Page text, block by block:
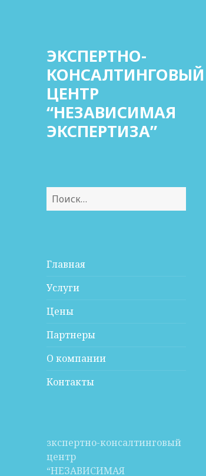
ЭКСПЕРТНО-
КОНСАЛТИНГОВЫЙ
ЦЕНТР
“НЕЗАВИСИМАЯ
ЭКСПЕРТИЗА”
Найти:
Главная
Услуги
Цены
Партнеры
О компании
Контакты
зкспертно-консалтинговый
центр
“НЕЗАВИСИМАЯ